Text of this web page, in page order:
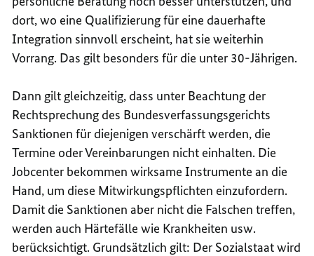
dort, wo eine Qualifizierung für eine dauerhafte
Integration sinnvoll erscheint, hat sie weiterhin
Vorrang. Das gilt besonders für die unter 30-Jährigen.
Dann gilt gleichzeitig, dass unter Beachtung der
Rechtsprechung des Bundesverfassungsgerichts
Sanktionen für diejenigen verschärft werden, die
Termine oder Vereinbarungen nicht einhalten. Die
Jobcenter bekommen wirksame Instrumente an die
Hand, um diese Mitwirkungspflichten einzufordern.
Damit die Sanktionen aber nicht die Falschen treffen,
werden auch Härtefälle wie Krankheiten usw.
berücksichtigt. Grundsätzlich gilt: Der Sozialstaat wird